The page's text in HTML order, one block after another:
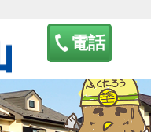
電話